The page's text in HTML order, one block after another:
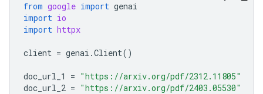
from google import genai
import io
import httpx
client = genai .Client()
doc_url_1 = "https://arxiv.org/pdf/2312.11805"
doc_url_2 = "https://arxiv.org/pdf/2403.05530"